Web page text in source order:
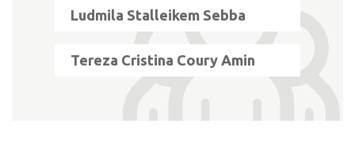
Ludmila Stalleikem Sebba
Tereza Cristina Coury Amin